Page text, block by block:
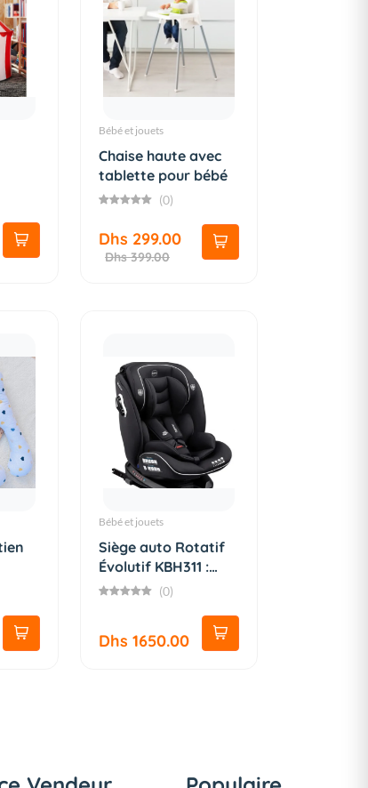
Bébé et jouets
Chaise haute avec
tablette pour bébé
(0)
Dhs 299.00
Dhs 399.00
Bébé et jouets
Siège auto Rotatif
Évolutif KBH311 :
Séc...
(0)
Dhs 1650.00